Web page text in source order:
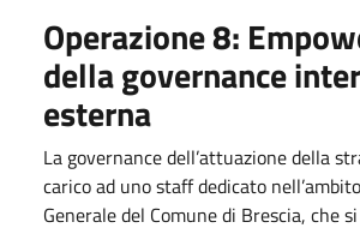
Operazione 8:
della governance
esterna
La governance dell’attuazione della
carico ad uno staff dedicato
Generale del Comune di Brescia, che